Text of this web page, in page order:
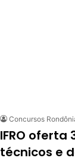
Concursos
IFRO oferta
técnicos e